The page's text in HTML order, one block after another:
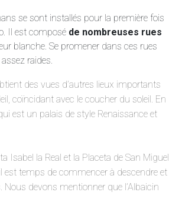
se sont installés pour la première fois
Il est composé de nombreuses rues
blanche. Se promener dans ces rues
raides.
des vues d’autres lieux importants
coïncidant avec le coucher du soleil. En
qui est un palais de style Renaissance et
Isabel la Real et la Placeta de San Miguel
est temps de commencer à descendre et
devons mentionner que l’Albaicin